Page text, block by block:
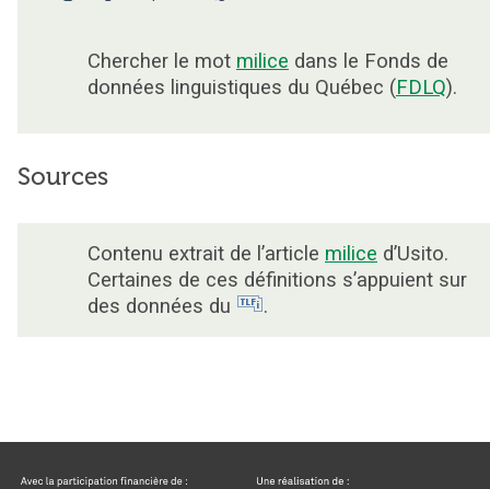
Chercher le mot milice dans le Fonds de
données linguistiques du Québec (FDLQ).
Sources
Contenu extrait de l’article milice d’Usito.
Certaines de ces définitions s’appuient sur
des données du
.